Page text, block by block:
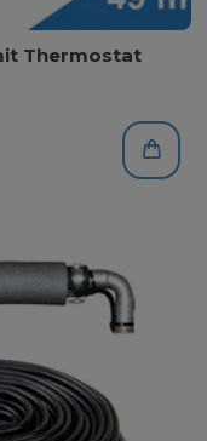
Thermostat